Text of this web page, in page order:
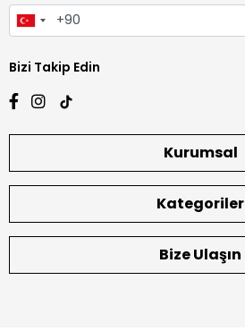
Bizi Takip Edin
Kurumsal
Kategoriler
Bize Ulaşın